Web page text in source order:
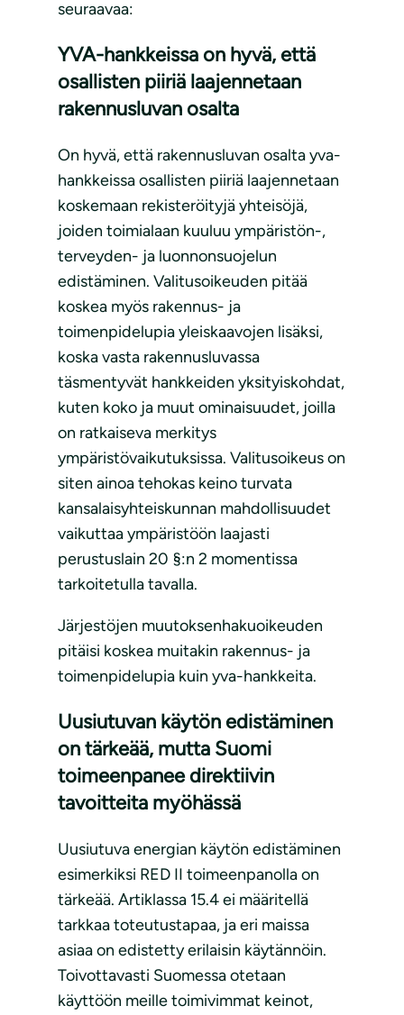
seuraavaa:
YVA-hankkeissa on hyvä, että
osallisten piiriä laajennetaan
rakennusluvan osalta
On hyvä, että rakennusluvan osalta yva-
hankkeissa osallisten piiriä laajennetaan
koskemaan rekisteröityjä yhteisöjä,
joiden toimialaan kuuluu ympäristön-,
terveyden- ja luonnonsuojelun
edistäminen. Valitusoikeuden pitää
koskea myös rakennus- ja
toimenpidelupia yleiskaavojen lisäksi,
koska vasta rakennusluvassa
täsmentyvät hankkeiden yksityiskohdat,
kuten koko ja muut ominaisuudet, joilla
on ratkaiseva merkitys
ympäristövaikutuksissa. Valitusoikeus on
siten ainoa tehokas keino turvata
kansalaisyhteiskunnan mahdollisuudet
vaikuttaa ympäristöön laajasti
perustuslain 20 §:n 2 momentissa
tarkoitetulla tavalla.
Järjestöjen muutoksenhakuoikeuden
pitäisi koskea muitakin rakennus- ja
toimenpidelupia kuin yva-hankkeita.
Uusiutuvan käytön edistäminen
on tärkeää, mutta Suomi
toimeenpanee direktiivin
tavoitteita myöhässä
Uusiutuva energian käytön edistäminen
esimerkiksi RED II toimeenpanolla on
tärkeää. Artiklassa 15.4 ei määritellä
tarkkaa toteutustapaa, ja eri maissa
asiaa on edistetty erilaisin käytännöin.
Toivottavasti Suomessa otetaan
käyttöön meille toimivimmat keinot,